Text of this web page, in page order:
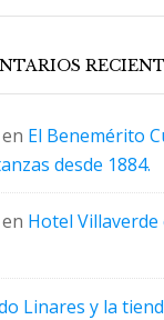
El Benemérito
desde 1884.
en Hotel
Linares y la